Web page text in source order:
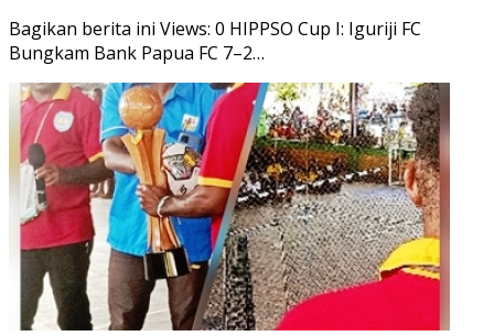
Bagikan berita ini Views: 0 HIPPSO Cup I: Iguriji FC
Bungkam Bank Papua FC 7–2…